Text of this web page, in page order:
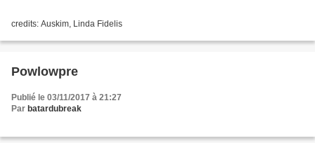
credits: Auskim, Linda Fidelis
Powlowpre
Publié le 03/11/2017 à 21:27
Par batardubreak